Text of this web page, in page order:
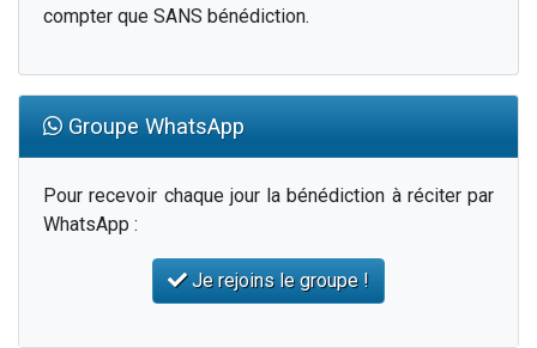
compter que SANS bénédiction.
Groupe WhatsApp
Pour recevoir chaque jour la bénédiction à réciter par
WhatsApp :
Je rejoins le groupe !